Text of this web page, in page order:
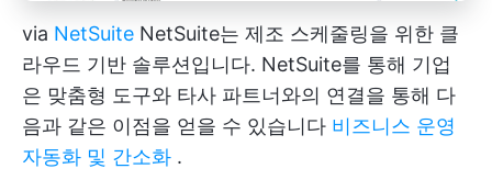
via NetSuite NetSuite는 제조 스케줄링을 위한 클
라우드 기반 솔루션입니다. NetSuite를 통해 기업
은 맞춤형 도구와 타사 파트너와의 연결을 통해 다
음과 같은 이점을 얻을 수 있습니다 비즈니스 운영
자동화 및 간소화 .